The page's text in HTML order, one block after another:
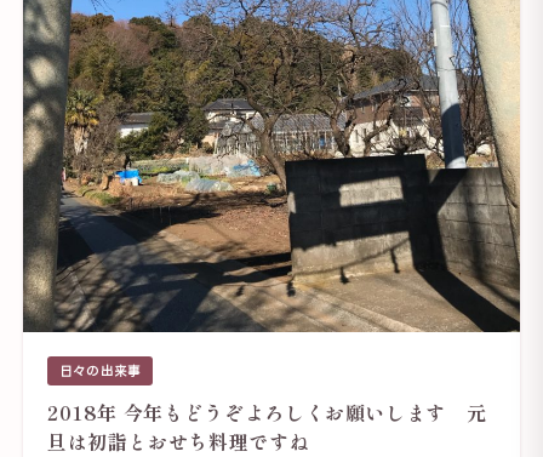
日々の出来事
2018年 今年もどうぞよろしくお願いします 元
旦は初詣とおせち料理ですね